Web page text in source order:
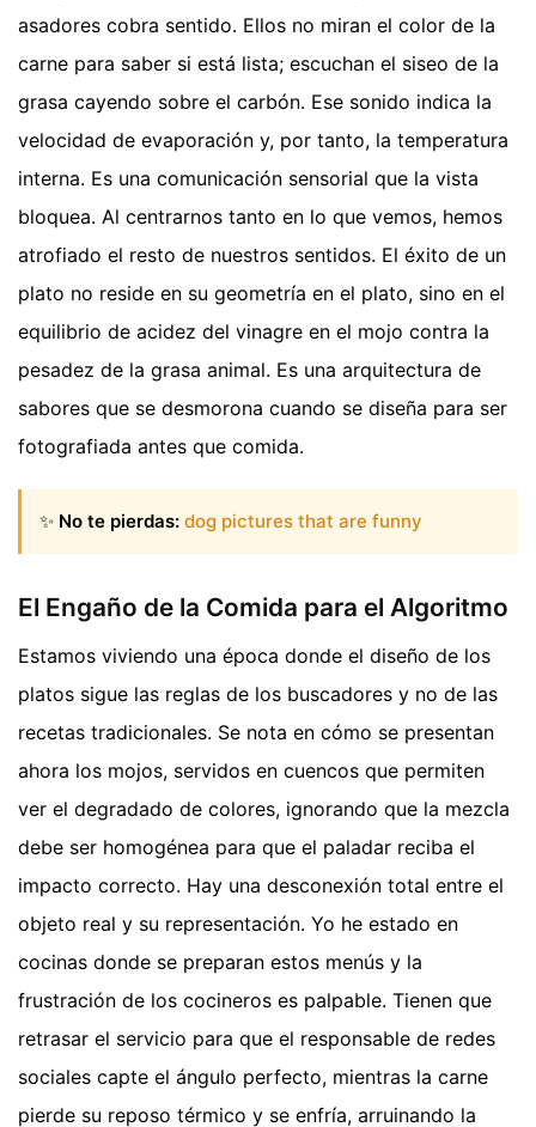
asadores cobra sentido. Ellos no miran el color de la
carne para saber si está lista; escuchan el siseo de la
grasa cayendo sobre el carbón. Ese sonido indica la
velocidad de evaporación y, por tanto, la temperatura
interna. Es una comunicación sensorial que la vista
bloquea. Al centrarnos tanto en lo que vemos, hemos
atrofiado el resto de nuestros sentidos. El éxito de un
plato no reside en su geometría en el plato, sino en el
equilibrio de acidez del vinagre en el mojo contra la
pesadez de la grasa animal. Es una arquitectura de
sabores que se desmorona cuando se diseña para ser
fotografiada antes que comida.
✨ No te pierdas: dog pictures that are funny
El Engaño de la Comida para el Algoritmo
Estamos viviendo una época donde el diseño de los
platos sigue las reglas de los buscadores y no de las
recetas tradicionales. Se nota en cómo se presentan
ahora los mojos, servidos en cuencos que permiten
ver el degradado de colores, ignorando que la mezcla
debe ser homogénea para que el paladar reciba el
impacto correcto. Hay una desconexión total entre el
objeto real y su representación. Yo he estado en
cocinas donde se preparan estos menús y la
frustración de los cocineros es palpable. Tienen que
retrasar el servicio para que el responsable de redes
sociales capte el ángulo perfecto, mientras la carne
pierde su reposo térmico y se enfría, arruinando la